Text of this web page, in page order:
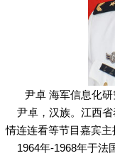
尹卓 海军信息化
尹卓，汉族。 江西省
情连连看等节目嘉宾主
1964年-1968年于法